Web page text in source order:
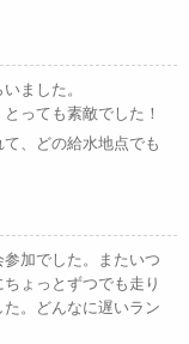
ました。
っても素敵でした！
、どの給水地点でも
加でした。またいつ
ょっとずつでも走り
。どんなに遅いラン